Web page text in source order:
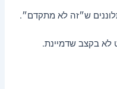
ש״זה לא מתקדם״.
לא בקצב שדמיינת.